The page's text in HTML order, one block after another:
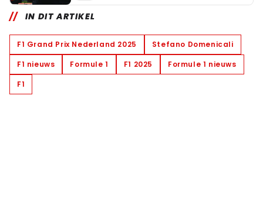
IN DIT ARTIKEL
F1 Grand Prix Nederland 2025
Stefano Domenicali
F1 nieuws
Formule 1 F1 2025
Formule 1 nieuws
F1